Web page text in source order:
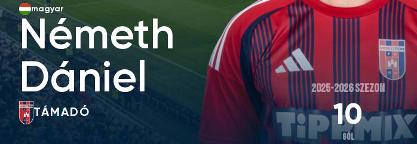
magyar
Németh
Dániel
TÁMADÓ
2025-2026 SZEZON
10
GÓL